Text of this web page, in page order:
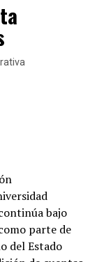
que las
de energía
maniobras
estas obras,
eficiente,
de los
de líneas
que
de la
en el
ejercida
bajo
parte de
del Estado